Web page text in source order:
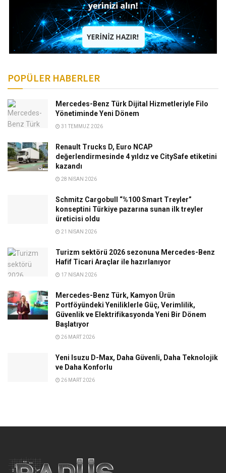
POPÜLER HABERLER
Mercedes-Benz Türk Dijital Hizmetleriyle Filo
Yönetiminde Yeni Dönem
31 TEMMUZ 2026
Renault Trucks D, Euro NCAP
değerlendirmesinde 4 yıldız ve CitySafe etiketini
kazandı
28 NISAN 2026
Schmitz Cargobull “%100 Smart Treyler”
konseptini Türkiye pazarına sunan ilk treyler
üreticisi oldu
21 NISAN 2026
Turizm sektörü 2026 sezonuna Mercedes-Benz
Hafif Ticari Araçlar ile hazırlanıyor
17 NISAN 2026
Mercedes-Benz Türk, Kamyon Ürün
Portföyündeki Yeniliklerle Güç, Verimlilik,
Güvenlik ve Elektrifikasyonda Yeni Bir Dönem
Başlatıyor
26 MART 2026
Yeni Isuzu D-Max, Daha Güvenli, Daha Teknolojik
ve Daha Konforlu
26 MART 2026